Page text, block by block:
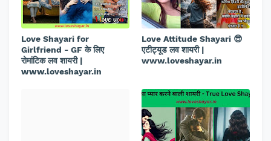
Love Shayari for
Girlfriend - GF के लिए
रोमांटिक लव शायरी |
www.loveshayar.in
Love Attitude Shayari 😎
एटीट्यूड लव शायरी |
www.loveshayar.in